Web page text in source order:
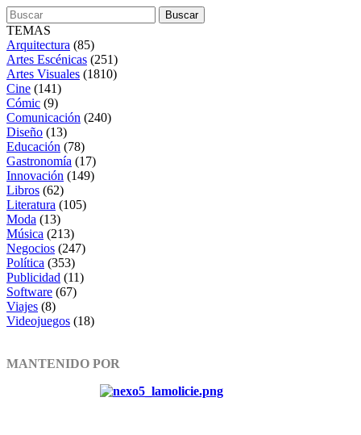
TEMAS
Arquitectura (85)
Artes Escénicas (251)
Artes Visuales (1810)
Cine (141)
Cómic (9)
Comunicación (240)
Diseño (13)
Educación (78)
Gastronomía (17)
Innovación (149)
Libros (62)
Literatura (105)
Moda (13)
Música (213)
Negocios (247)
Política (353)
Publicidad (11)
Software (67)
Viajes (8)
Videojuegos (18)
MANTENIDO POR